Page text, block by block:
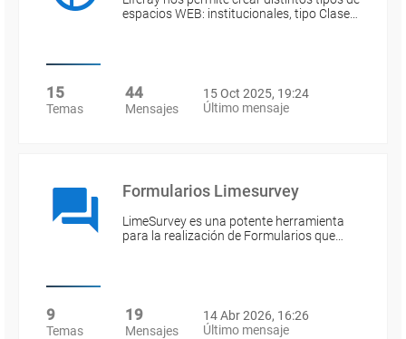
espacios WEB: institucionales, tipo Clase…
15
Temas
44
Mensajes
15 Oct 2025, 19:24
Último mensaje
Formularios Limesurvey
LimeSurvey es una potente herramienta
para la realización de Formularios que…
9
Temas
19
Mensajes
14 Abr 2026, 16:26
Último mensaje